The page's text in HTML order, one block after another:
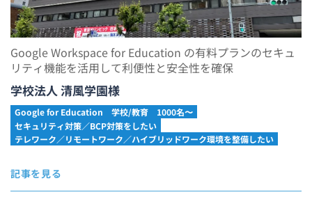
Google Workspace for Education の有料プランのセキュ
リティ機能を活用して利便性と安全性を確保
学校法人 清風学園様
Google for Education 学校/教育
1000名〜
セキュリティ対策／BCP対策をしたい
テレワーク／リモートワーク／ハイブリッドワーク環境を整備したい
記事を見る